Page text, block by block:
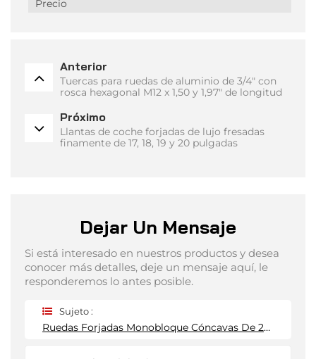
Precio
Anterior
Tuercas para ruedas de aluminio de 3/4" con
rosca hexagonal M12 x 1,50 y 1,97" de longitud
Próximo
Llantas de coche forjadas de lujo fresadas
finamente de 17, 18, 19 y 20 pulgadas
Dejar Un Mensaje
Si está interesado en nuestros productos y desea
conocer más detalles, deje un mensaje aquí, le
responderemos lo antes posible.
Sujeto :
Ruedas Forjadas Monobloque Cóncavas De 22 Pulgadas Negras De 5 X 112